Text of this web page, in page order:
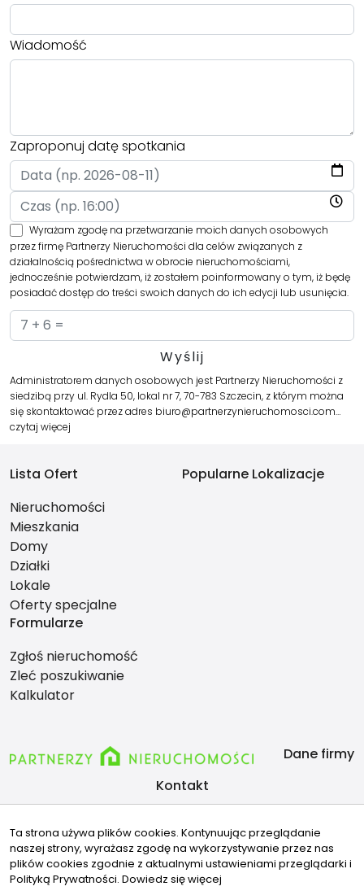
Wiadomość
Zaproponuj datę spotkania
Wyrażam zgodę na przetwarzanie moich danych osobowych
przez firmę Partnerzy Nieruchomości dla celów związanych z
działalnością pośrednictwa w obrocie nieruchomościami,
jednocześnie potwierdzam, iż zostałem poinformowany o tym, iż będę
posiadać dostęp do treści swoich danych do ich edycji lub usunięcia.
Administratorem danych osobowych jest Partnerzy Nieruchomości z
siedzibą przy ul. Rydla 50, lokal nr 7, 70-783 Szczecin, z którym można
się skontaktować przez adres biuro@partnerzynieruchomosci.com…
czytaj więcej
Lista Ofert
Nieruchomości
Mieszkania
Domy
Działki
Lokale
Oferty specjalne
Popularne Lokalizacje
Formularze
Zgłoś nieruchomość
Zleć poszukiwanie
Kalkulator
Dane firmy
Kontakt
+48516187569
Znajdziesz nas tu
Ta strona używa plików cookies. Kontynuując przeglądanie
naszej strony, wyrażasz zgodę na wykorzystywanie przez nas
plików cookies zgodnie z aktualnymi ustawieniami przeglądarki i
Polityką Prywatności. Dowiedz się więcej